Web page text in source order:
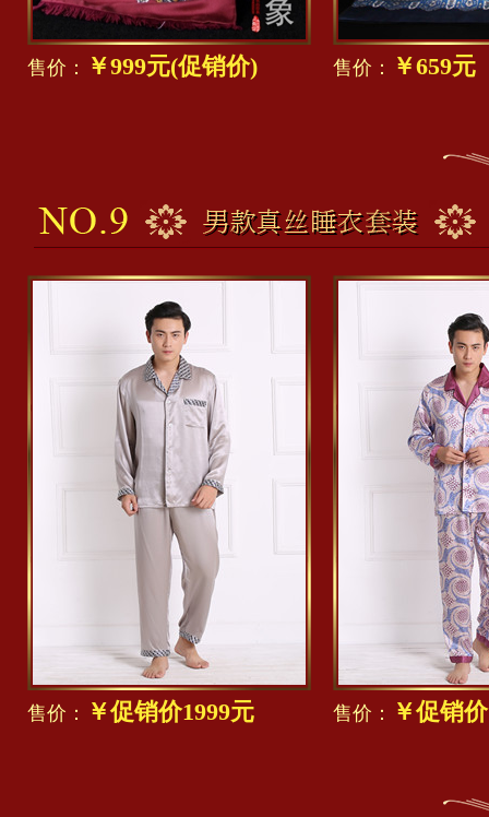
售价： ￥999元(促销价) 售价： ￥659元
售价： ￥促销价1999元 售价： ￥促销